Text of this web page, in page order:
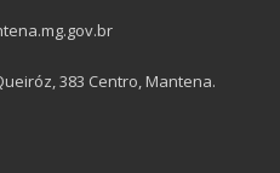
383 Centro, Mantena.